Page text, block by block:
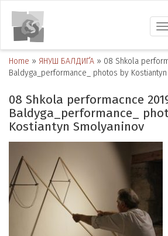
Home » ЯНУШ БАЛДИҐА » 08 Shkola
Baldyga_performance_ photos by
08 Shkola performacnce
Baldyga_performance_
Kostiantyn Smolyaninov